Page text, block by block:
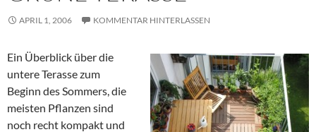
APRIL 1, 2006 KOMMENTAR HINTERLASSEN
Ein Überblick über die
untere Terasse zum
Beginn des Sommers, die
meisten Pflanzen sind
noch recht kompakt und